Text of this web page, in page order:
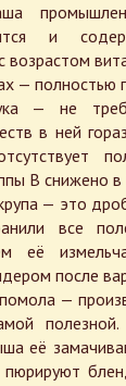
и
возрастом
— полностью
— не
в ней
В снижено в
— это
все
её
после
помола —
её
пюрируют